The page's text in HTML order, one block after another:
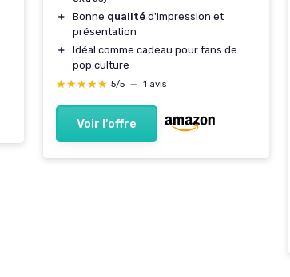
＋
Bonne qualité d'impression et
présentation
＋
Idéal comme cadeau pour fans de
pop culture
★★★★★
★★★★★ 5/5 — 1 avis
Voir l'offre